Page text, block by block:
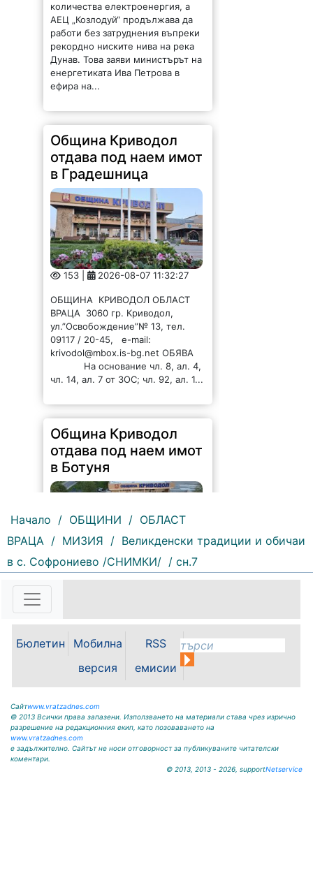
количества електроенергия, а
АЕЦ „Козлодуй“ продължава да
работи без затруднения въпреки
рекордно ниските нива на река
Дунав. Това заяви министърът на
енергетиката Ива Петрова в
ефира на...
Община Криводол
отдава под наем имот
в Градешница
153 | 2026-08-07 11:32:27
ОБЩИНА КРИВОДОЛ ОБЛАСТ
ВРАЦА 3060 гр. Криводол,
ул.”Освобождение”№ 13, тел.
09117 / 20-45, e-mail:
krivodol@mbox.is-bg.net ОБЯВА
На основание чл. 8, ал. 4,
чл. 14, ал. 7 от ЗОС; чл. 92, ал. 1...
Община Криводол
отдава под наем имот
в Ботуня
156 | 2026-08-07 11:30:54
ВРАЦА 3060 гр. Криводол, ул.
„Освобождение” № 13, тел.
09117/20-45, e-mail:
krivodol@mbox.is-bg.net ОБЯВА
На основание чл. 8, ал. 4,
чл. 14, ал. 7 от ЗОС; чл. 92, ал. 1...
Начало / ОБЩИНИ / ОБЛАСТ
ВРАЦА / МИЗИЯ / Великденски традиции и обичаи
в с. Софрониево /СНИМКИ/ / сн.7
Бюлетин
Мобилна
версия
RSS
емисии
Сайтwww.vratzadnes.com
© 2013 Всички права запазени. Използването на материали става чрез изрично
разрешение на редакционния екип, като позоваването на
www.vratzadnes.com
е задължително. Сайтът не носи отговорност за публикуваните читателски
коментари.
© 2013, 2013 - 2026, supportNetservice